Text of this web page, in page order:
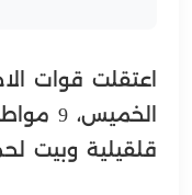
اعتقلت قوات
قلقيلية وبيت